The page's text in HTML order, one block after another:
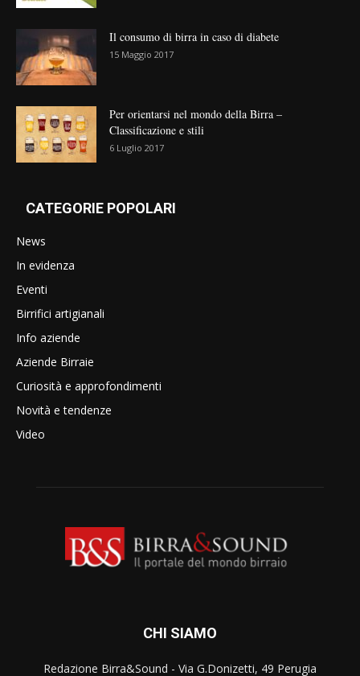
Il consumo di birra in caso di diabete
15 Maggio 2017
Per orientarsi nel mondo della Birra –
Classificazione e stili
6 Luglio 2017
CATEGORIE POPOLARI
News
In evidenza
Eventi
Birrifici artigianali
Info aziende
Aziende Birraie
Curiosità e approfondimenti
Novità e tendenze
Video
CHI SIAMO
Redazione Birra&Sound - Via G.Donizetti, 49 Perugia